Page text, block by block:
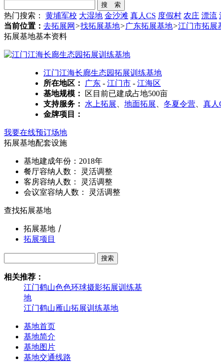
搜 索
热门搜索： 黄埔军校 大湿地 金沙滩 真人CS 度假村 农庄 漂流
当前位置： 去拓展网 >找拓展基地>广东拓展基地>江门市拓展
拓展基地基本资料
江门江海长廊生态园拓展训练基地
所在地区：
广东 - 江门市 - 江海区
基地规模：
区目前已建成占地500亩
支持服务：
水上拓展 地面拓展 冬夏令营
真人
金牌项目：
我要在线预订场地
拓展基地配套设施
基地建成年份：2018年
餐厅容纳人数： 灵活调整
客房容纳人数： 灵活调整
会议室容纳人数： 灵活调整
查找拓展基地
拓展基地 丨
拓展项目
搜索
相关推荐：
江门鹤山色色环球摄影拓展训练基
地
江门鹤山雁山拓展训练基地
基地首页
基地简介
基地图片
基地交通线路